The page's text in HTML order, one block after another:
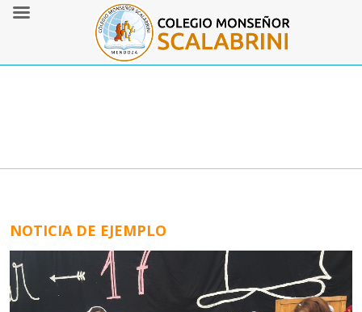
NOTICIA DE EJEMPLO